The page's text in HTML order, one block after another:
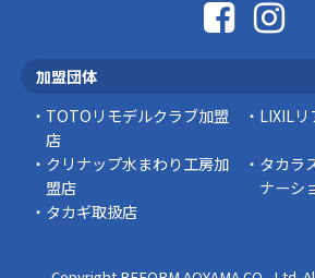
加盟団体
TOTOリモデルクラブ加盟
店
LIXILリ
クリナップ水まわり工房加
盟店
タカラ
ナーシ
タカギ取扱店